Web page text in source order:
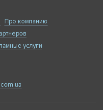
Про компанию
услуги